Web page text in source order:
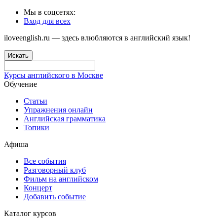
Мы в соцсетях:
Вход для всех
iloveenglish.ru — здесь влюбляются в английский язык!
Искать
Курсы английского в Москве
Обучение
Статьи
Упражнения онлайн
Английская грамматика
Топики
Афиша
Все события
Разговорный клуб
Фильм на английском
Концерт
Добавить событие
Каталог курсов